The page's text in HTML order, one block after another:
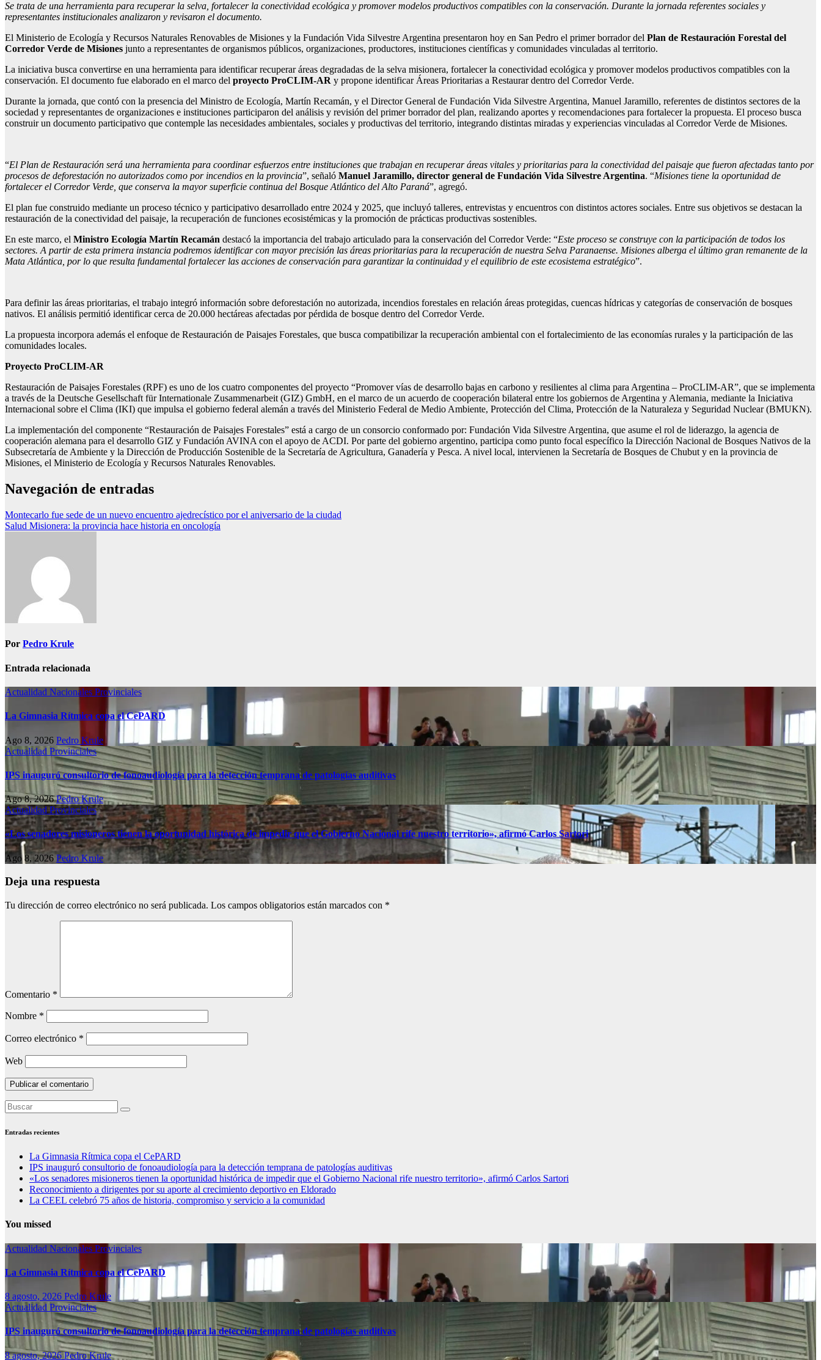
Se trata de una herramienta para recuperar la selva, fortalecer la conectividad ecológica y promover modelos productivos compatibles con la conservación. Durante la jornada referentes sociales y
representantes institucionales analizaron y revisaron el documento.
El Ministerio de Ecología y Recursos Naturales Renovables de Misiones y la Fundación Vida Silvestre Argentina presentaron hoy en San Pedro el primer borrador del Plan de Restauración Forestal del
Corredor Verde de Misiones junto a representantes de organismos públicos, organizaciones, productores, instituciones científicas y comunidades vinculadas al territorio.
La iniciativa busca convertirse en una herramienta para identificar recuperar áreas degradadas de la selva misionera, fortalecer la conectividad ecológica y promover modelos productivos compatibles con la
conservación. El documento fue elaborado en el marco del proyecto ProCLIM-AR y propone identificar Áreas Prioritarias a Restaurar dentro del Corredor Verde.
Durante la jornada, que contó con la presencia del Ministro de Ecología, Martín Recamán, y el Director General de Fundación Vida Silvestre Argentina, Manuel Jaramillo, referentes de distintos sectores de la
sociedad y representantes de organizaciones e instituciones participaron del análisis y revisión del primer borrador del plan, realizando aportes y recomendaciones para fortalecer la propuesta. El proceso busca
construir un documento participativo que contemple las necesidades ambientales, sociales y productivas del territorio, integrando distintas miradas y experiencias vinculadas al Corredor Verde de Misiones.
“El Plan de Restauración será una herramienta para coordinar esfuerzos entre instituciones que trabajan en recuperar áreas vitales y prioritarias para la conectividad del paisaje que fueron afectadas tanto por
procesos de deforestación no autorizados como por incendios en la provincia”, señaló Manuel Jaramillo, director general de Fundación Vida Silvestre Argentina. “Misiones tiene la oportunidad de
fortalecer el Corredor Verde, que conserva la mayor superficie continua del Bosque Atlántico del Alto Paraná”, agregó.
El plan fue construido mediante un proceso técnico y participativo desarrollado entre 2024 y 2025, que incluyó talleres, entrevistas y encuentros con distintos actores sociales. Entre sus objetivos se destacan la
restauración de la conectividad del paisaje, la recuperación de funciones ecosistémicas y la promoción de prácticas productivas sostenibles.
En este marco, el Ministro Ecología Martín Recamán destacó la importancia del trabajo articulado para la conservación del Corredor Verde: “Este proceso se construye con la participación de todos los
sectores. A partir de esta primera instancia podremos identificar con mayor precisión las áreas prioritarias para la recuperación de nuestra Selva Paranaense. Misiones alberga el último gran remanente de la
Mata Atlántica, por lo que resulta fundamental fortalecer las acciones de conservación para garantizar la continuidad y el equilibrio de este ecosistema estratégico”.
Para definir las áreas prioritarias, el trabajo integró información sobre deforestación no autorizada, incendios forestales en relación áreas protegidas, cuencas hídricas y categorías de conservación de bosques
nativos. El análisis permitió identificar cerca de 20.000 hectáreas afectadas por pérdida de bosque dentro del Corredor Verde.
La propuesta incorpora además el enfoque de Restauración de Paisajes Forestales, que busca compatibilizar la recuperación ambiental con el fortalecimiento de las economías rurales y la participación de las
comunidades locales.
Proyecto ProCLIM-AR
Restauración de Paisajes Forestales (RPF) es uno de los cuatro componentes del proyecto “Promover vías de desarrollo bajas en carbono y resilientes al clima para Argentina – ProCLIM-AR”, que se implementa
a través de la Deutsche Gesellschaft für Internationale Zusammenarbeit (GIZ) GmbH, en el marco de un acuerdo de cooperación bilateral entre los gobiernos de Argentina y Alemania, mediante la Iniciativa
Internacional sobre el Clima (IKI) que impulsa el gobierno federal alemán a través del Ministerio Federal de Medio Ambiente, Protección del Clima, Protección de la Naturaleza y Seguridad Nuclear (BMUKN).
La implementación del componente “Restauración de Paisajes Forestales” está a cargo de un consorcio conformado por: Fundación Vida Silvestre Argentina, que asume el rol de liderazgo, la agencia de
cooperación alemana para el desarrollo GIZ y Fundación AVINA con el apoyo de ACDI. Por parte del gobierno argentino, participa como punto focal específico la Dirección Nacional de Bosques Nativos de la
Subsecretaría de Ambiente y la Dirección de Producción Sostenible de la Secretaría de Agricultura, Ganadería y Pesca. A nivel local, intervienen la Secretaría de Bosques de Chubut y en la provincia de
Misiones, el Ministerio de Ecología y Recursos Naturales Renovables.
Navegación de entradas
Montecarlo fue sede de un nuevo encuentro ajedrecístico por el aniversario de la ciudad
Salud Misionera: la provincia hace historia en oncología
Por Pedro Krule
Entrada relacionada
Actualidad Nacionales Provinciales
La Gimnasia Rítmica copa el CePARD
Ago 8, 2026 Pedro Krule
Actualidad Provinciales
IPS inauguró consultorio de fonoaudiología para la detección temprana de patologías auditivas
Ago 8, 2026Pedro Krule
ActualidadProvinciales
«Los senadores misioneros tienen la oportunidad histórica de impedir que el Gobierno Nacional rife nuestro territorio», afirmó Carlos Sartori
Ago 8, 2026Pedro Krule
Deja una respuesta
Tu dirección de correo electrónico no será publicada. Los campos obligatorios están marcados con *
Comentario *
Nombre *
Correo electrónico *
Web
Entradas recientes
La Gimnasia Rítmica copa el CePARD
IPS inauguró consultorio de fonoaudiología para la detección temprana de patologías auditivas
«Los senadores misioneros tienen la oportunidad histórica de impedir que el Gobierno Nacional rife nuestro territorio», afirmó Carlos Sartori
Reconocimiento a dirigentes por su aporte al crecimiento deportivo en Eldorado
La CEEL celebró 75 años de historia, compromiso y servicio a la comunidad
You missed
Actualidad Nacionales Provinciales
La Gimnasia Rítmica copa el CePARD
8 agosto, 2026 Pedro Krule
Actualidad Provinciales
IPS inauguró consultorio de fonoaudiología para la detección temprana de patologías auditivas
8 agosto, 2026Pedro Krule